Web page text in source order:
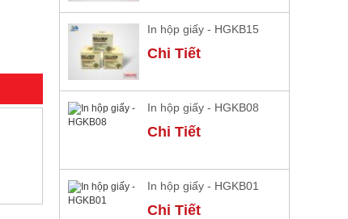
In hộp giấy - HGKB15
Chi Tiết
In hộp giấy - HGKB08
Chi Tiết
In hộp giấy - HGKB01
Chi Tiết